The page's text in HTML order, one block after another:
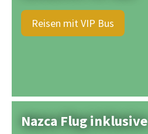
Reisen mit VIP Bus
Nazca Flug inklusive